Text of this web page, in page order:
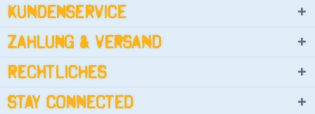
Kundenservice
Zahlung & Versand
Rechtliches
Stay connected